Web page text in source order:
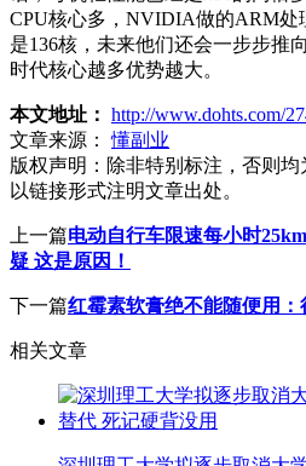
CPU核心多，NVIDIA做的ARM处
是136核，未来他们还会一步步推
时代核心越多优势越大。
本文地址： http://www.dohts.com/
文章来源：
懂副业
版权声明： 除非特别标注，否则
以链接形式注明文章出处。
上一篇电动自行车限速每小时
疑 这是原因！
下一篇红霉素软膏绝不能随便用：
相关文章